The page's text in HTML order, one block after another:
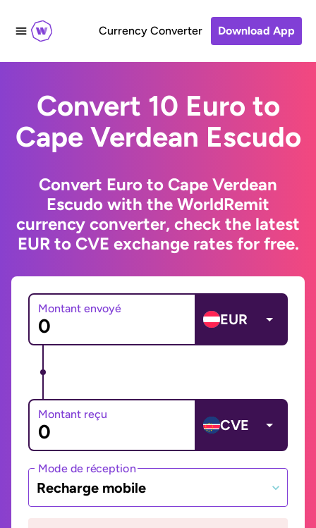
Currency Converter Download App
Convert 10 Euro to
Cape Verdean Escudo
Convert Euro to Cape Verdean
Escudo with the WorldRemit
currency converter, check the latest
EUR to CVE exchange rates for free.
Montant envoyé
EUR
Montant reçu
CVE
Mode de réception
Recharge mobile